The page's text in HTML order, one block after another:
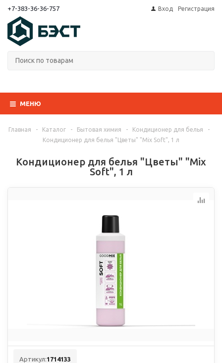
+7-383-36-36-757 Вход Регистрация
МЕНЮ
Главная - Каталог - Бытовая химия - Кондиционер для белья
-
Кондиционер для белья "Цветы" "Mix Soft", 1 л
Кондиционер для белья "Цветы" "Mix
Soft", 1 л
Артикул:1714133